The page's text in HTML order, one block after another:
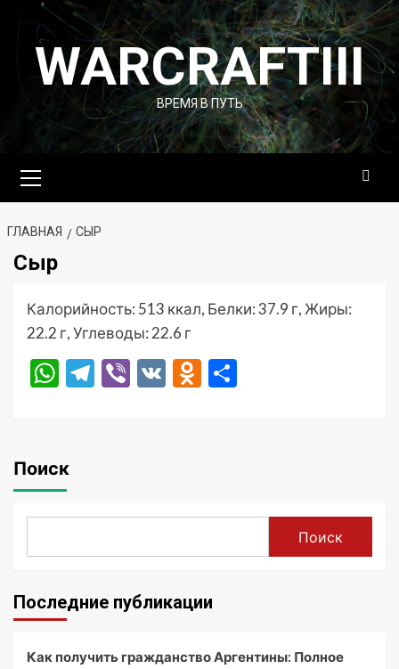
Перейти
содержимому
WARCRAFTIII
ВРЕМЯ В ПУТЬ
меню
ГЛАВНАЯ СЫР
Сыр
Калорийность: 513 ккал, Белки: 37.9 г, Жиры:
22.2 г, Углеводы: 22.6 г
WhatsApp
Telegram
Viber
VK Odnoklassniki
Поиск
Поиск
Последние публикации
Как получить гражданство Аргентины: Полное